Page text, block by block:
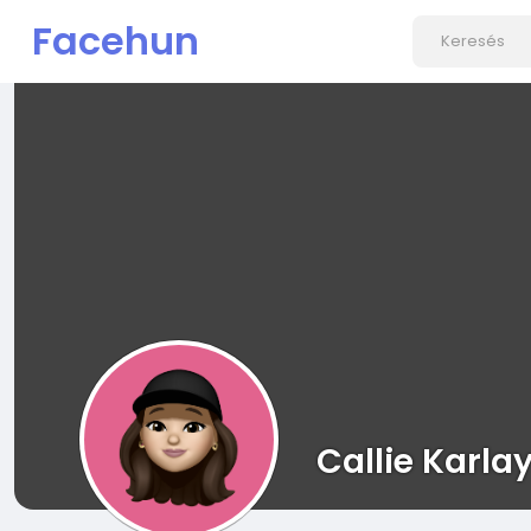
Facehun
Callie